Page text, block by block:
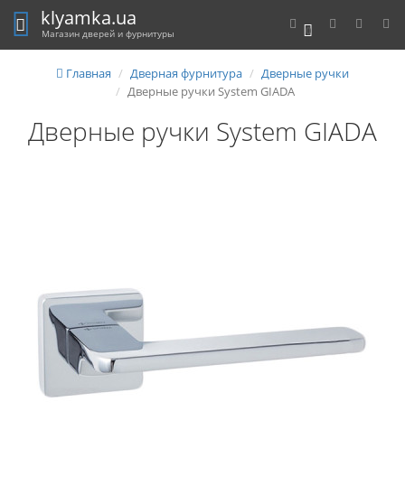
0
klyamka.ua
Магазин дверей и фурнитуры
Главная Дверная фурнитура
Дверные ручки
Дверные ручки System GIADA
Дверные ручки System GIADA